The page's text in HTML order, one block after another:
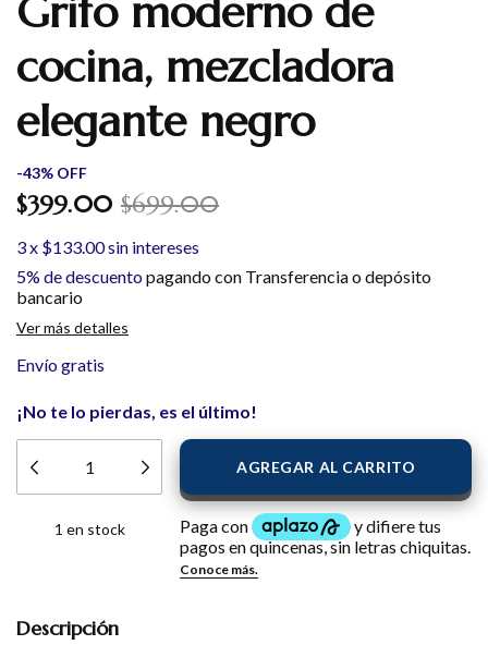
Grifo moderno de
cocina, mezcladora
elegante negro
-43% OFF
$399.00 $699.00
3x $133.00sin intereses
5% de descuentopagando con Transferencia o depósito
bancario
Ver más detalles
Envío gratis
¡No te lo pierdas, es el último!
1 en stock
Descripción